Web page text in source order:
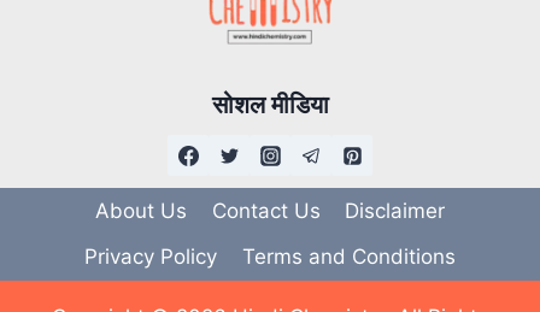
सोशल मीडिया
About Us Contact Us
Disclaimer
Privacy Policy
Terms and Conditions